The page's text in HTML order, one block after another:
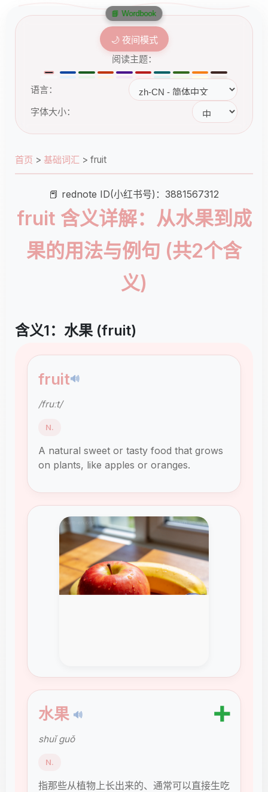
🌙 夜间模式
阅读主题：
语言：
字体大小：
首页 > 基础词汇 > fruit
📕 rednote ID(小红书号)：3881567312
fruit 含义详解：从水果到成
果的用法与例句 (共2个含
义)
含义1：水果 (fruit)
fruit🔊
/fruːt/
N.
A natural sweet or tasty food that grows
on plants, like apples or oranges.
水果 🔊 ➕
shuǐ guǒ
N.
指那些从植物上长出来的、通常可以直接生吃
📘 Wordbook